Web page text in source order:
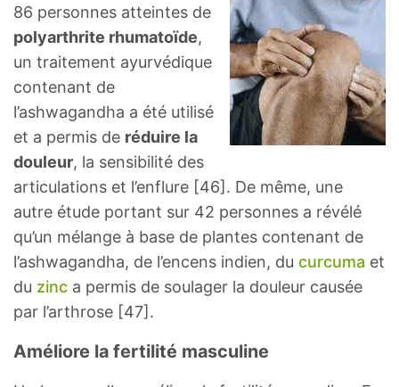
86 personnes atteintes de
polyarthrite rhumatoïde,
un traitement ayurvédique
contenant de
l’ashwagandha a été utilisé
et a permis de réduire la
douleur, la sensibilité des
articulations et l’enflure [46]. De même, une
autre étude portant sur 42 personnes a révélé
qu’un mélange à base de plantes contenant de
l’ashwagandha, de l’encens indien, du curcuma et
du zinc a permis de soulager la douleur causée
par l’arthrose [47].
Améliore la fertilité masculine